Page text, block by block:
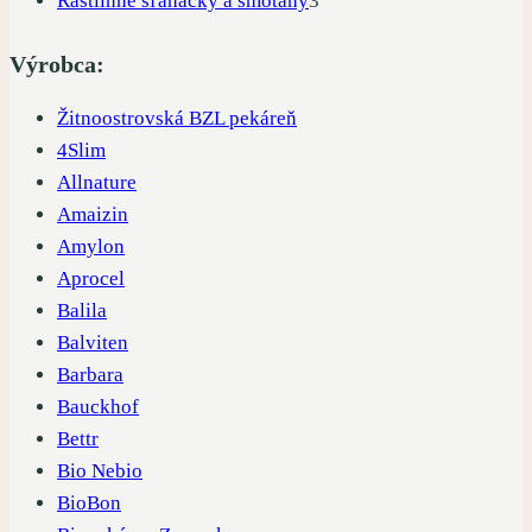
Výrobca:
Žitnoostrovská BZL pekáreň
4Slim
Allnature
Amaizin
Amylon
Aprocel
Balila
Balviten
Barbara
Bauckhof
Bettr
Bio Nebio
BioBon